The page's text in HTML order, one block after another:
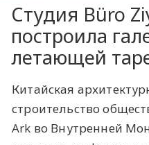
Студия Büro
построила
летающей
Китайская
строительство
Ark во Внутренней